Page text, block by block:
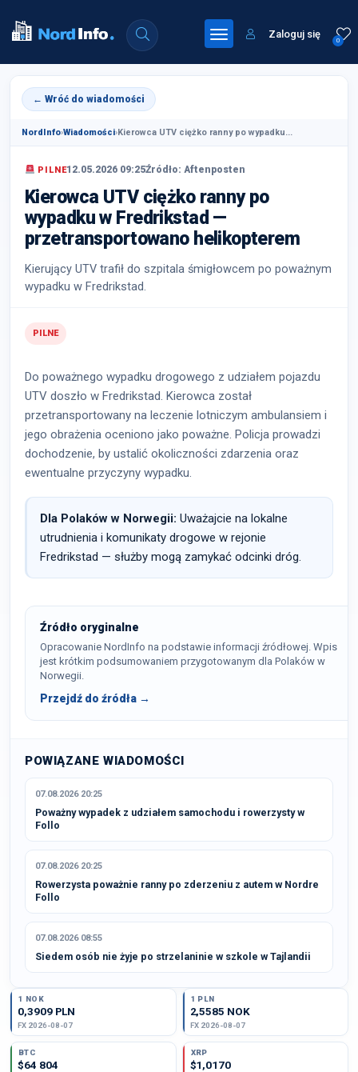
0
Zaloguj się
← Wróć do wiadomości
NordInfo›Wiadomości›Kierowca UTV ciężko ranny po wypadku...
PILNE12.05.2026 09:25Źródło: Aftenposten
Kierowca UTV ciężko ranny po
wypadku w Fredrikstad —
przetransportowano helikopterem
Kierujący UTV trafił do szpitala śmigłowcem po poważnym
wypadku w Fredrikstad.
PILNE
Do poważnego wypadku drogowego z udziałem pojazdu
UTV doszło w Fredrikstad. Kierowca został
przetransportowany na leczenie lotniczym ambulansiem i
jego obrażenia oceniono jako poważne. Policja prowadzi
dochodzenie, by ustalić okoliczności zdarzenia oraz
ewentualne przyczyny wypadku.
Dla Polaków w Norwegii: Uważajcie na lokalne
utrudnienia i komunikaty drogowe w rejonie
Fredrikstad — służby mogą zamykać odcinki dróg.
Źródło oryginalne
Opracowanie NordInfo na podstawie informacji źródłowej. Wpis
jest krótkim podsumowaniem przygotowanym dla Polaków w
Norwegii.
Przejdź do źródła →
POWIĄZANE WIADOMOŚCI
07.08.2026 20:25
Poważny wypadek z udziałem samochodu i rowerzysty w
Follo
07.08.2026 20:25
Rowerzysta poważnie ranny po zderzeniu z autem w Nordre
Follo
07.08.2026 08:55
Siedem osób nie żyje po strzelaninie w szkole w Tajlandii
1 NOK
0,3909 PLN
FX 2026-08-07
1 PLN
2,5585 NOK
FX 2026-08-07
BTC
$64 804
XRP
$1,0170